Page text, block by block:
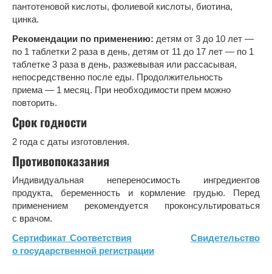
пантотеновой кислоты, фолиевой кислоты, биотина,
цинка.
Рекомендации по применению: детям от 3 до 10 лет —
по 1 таблетки 2 раза в день, детям от 11 до 17 лет — по 1
таблетке 3 раза в день, разжевывая или рассасывая,
непосредственно после еды. Продолжительность
приема — 1 месяц. При необходимости прем можно
повторить.
Срок годности
2 года с даты изготовления.
Противопоказания
Индивидуальная непереносимость ингредиентов
продукта, беременность и кормление грудью. Перед
применением рекомендуется проконсультироваться
с врачом.
Сертификат Соответствия
Свидетельство
о государственной регистрации